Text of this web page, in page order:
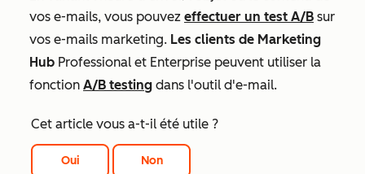
vos e-mails, vous pouvez effectuer un test A/B sur
vos e-mails marketing. Les clients de Marketing
Hub Professional et Enterprise peuvent utiliser la
fonction A/B testing dans l'outil d'e-mail.
Cet article vous a-t-il été utile ?
Oui Non